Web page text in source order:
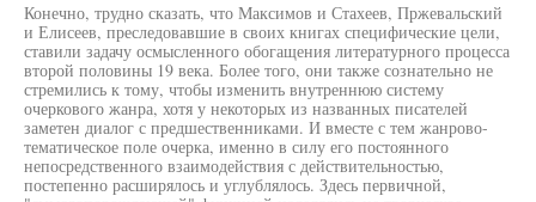
Конечно, трудно сказать, что Максимов и Стахеев, Пржевальский
и Елисеев, преследовавшие в своих книгах специфические цели,
ставили задачу осмысленного обогащения литературного процесса
второй половины 19 века. Более того, они также сознательно не
стремились к тому, чтобы изменить внутреннюю систему
очеркового жанра, хотя у некоторых из названных писателей
заметен диалог с предшественниками. И вместе с тем жанрово-
тематическое поле очерка, именно в силу его постоянного
непосредственного взаимодействия с действительностью,
постепенно расширялось и углублялось. Здесь первичной,